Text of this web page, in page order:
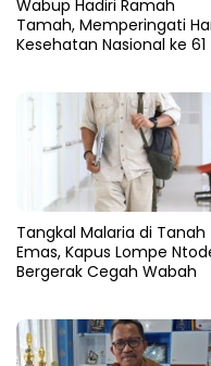
Wabup Hadiri Ramah
Tamah, Memperingati
Kesehatan Nasional ke 61
Tangkal Malaria di Tanah
Emas, Kapus Lompe
Bergerak Cegah Wabah